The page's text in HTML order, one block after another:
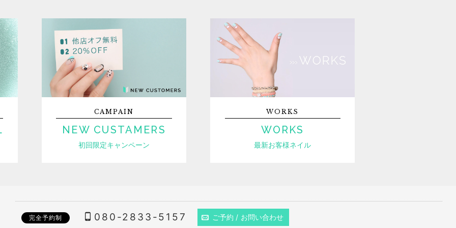
CAMPAIN
NEW CUSTAMERS
初回限定キャンペーン
WORKS
WORKS
最新お客様ネイル
完全予約制 080-2833-5157 ご予約 / お問い合わせ